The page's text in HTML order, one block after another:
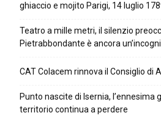
ghiaccio e mojito Parigi, 14 luglio
Teatro a mille metri, il silenzio
Pietrabbondante è ancora
CAT Colacem rinnova il Consiglio di
Punto nascite di Isernia, l’ennesima
territorio continua a perdere